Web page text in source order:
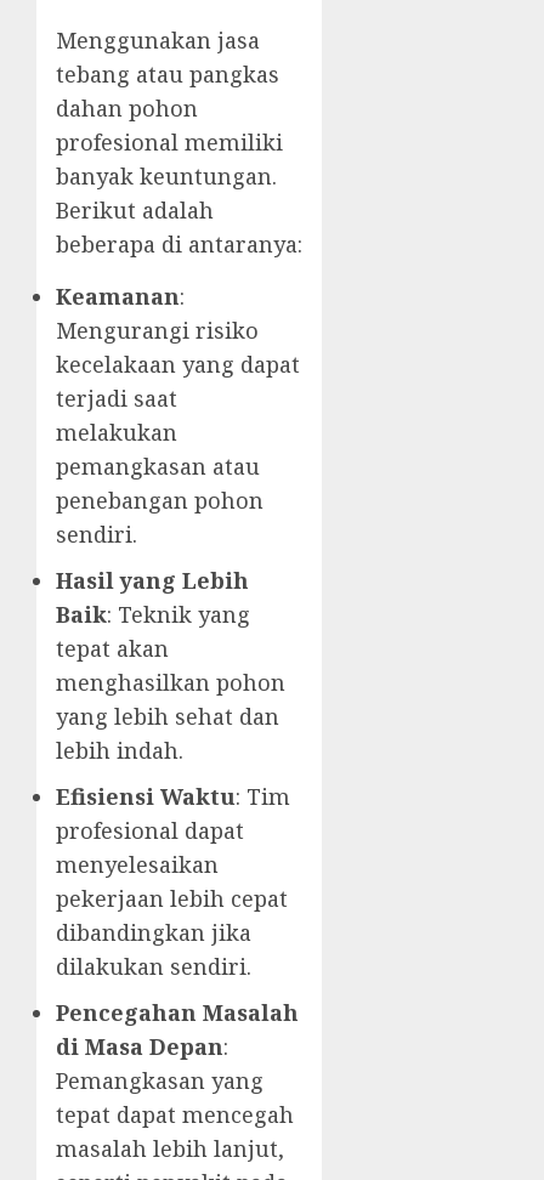
Menggunakan jasa
tebang atau pangkas
dahan pohon
profesional memiliki
banyak keuntungan.
Berikut adalah
beberapa di antaranya:
Keamanan:
Mengurangi risiko
kecelakaan yang dapat
terjadi saat
melakukan
pemangkasan atau
penebangan pohon
sendiri.
Hasil yang Lebih
Baik: Teknik yang
tepat akan
menghasilkan pohon
yang lebih sehat dan
lebih indah.
Efisiensi Waktu: Tim
profesional dapat
menyelesaikan
pekerjaan lebih cepat
dibandingkan jika
dilakukan sendiri.
Pencegahan Masalah
di Masa Depan:
Pemangkasan yang
tepat dapat mencegah
masalah lebih lanjut,